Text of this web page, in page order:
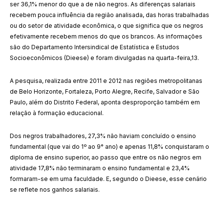
ser 36,1% menor do que a de não negros. As diferenças salariais
recebem pouca influência da região analisada, das horas trabalhadas
ou do setor de atividade econômica, o que significa que os negros
efetivamente recebem menos do que os brancos. As informações
são do Departamento Intersindical de Estatística e Estudos
Socioeconômicos (Dieese) e foram divulgadas na quarta-feira,13.
A pesquisa, realizada entre 2011 e 2012 nas regiões metropolitanas
de Belo Horizonte, Fortaleza, Porto Alegre, Recife, Salvador e São
Paulo, além do Distrito Federal, aponta desproporção também em
relação à formação educacional.
Dos negros trabalhadores, 27,3% não haviam concluído o ensino
fundamental (que vai do 1º ao 9° ano) e apenas 11,8% conquistaram o
diploma de ensino superior, ao passo que entre os não negros em
atividade 17,8% não terminaram o ensino fundamental e 23,4%
formaram-se em uma faculdade. E, segundo o Dieese, esse cenário
se reflete nos ganhos salariais.